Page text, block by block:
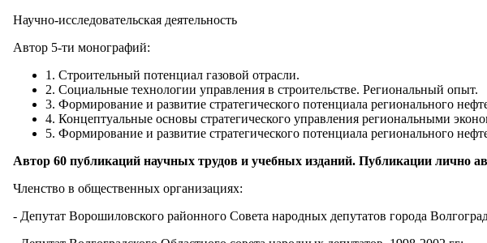
Научно-исследовательская деятельность
Автор 5-ти монографий:
1. Строительный потенциал газовой отрасли.
2. Социальные технологии управления в строительстве. Региональный опыт.
3. Формирование и развитие стратегического потенциала регионального
4. Концептуальные основы стратегического управления региональными
5. Формирование и развитие стратегического потенциала регионального
Автор 60 публикаций научных трудов и учебных изданий. Публикации лично
Членство в общественных организациях:
- Депутат Ворошиловского районного Совета народных депутатов города